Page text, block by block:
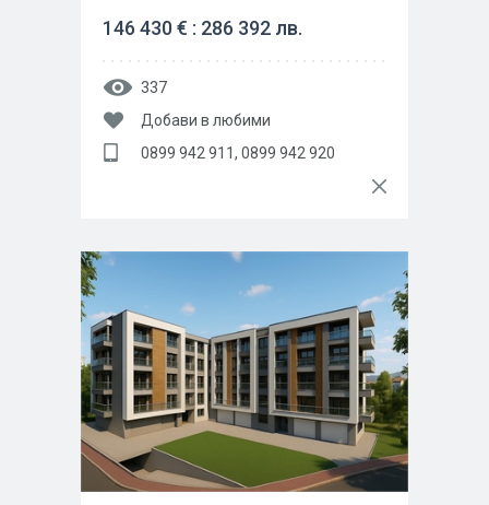
146 430 € : 286 392 лв.
337
Добави в любими
0899 942 911, 0899 942 920